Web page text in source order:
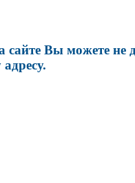
Вы можете